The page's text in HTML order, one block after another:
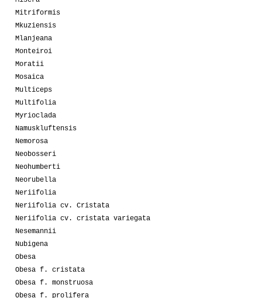
Mitriformis
Mkuziensis
Mlanjeana
Monteiroi
Moratii
Mosaica
Multiceps
Multifolia
Myrioclada
Namuskluftensis
Nemorosa
Neobosseri
Neohumberti
Neorubella
Neriifolia
Neriifolia cv. Cristata
Neriifolia cv. cristata variegata
Nesemannii
Nubigena
Obesa
Obesa f. cristata
Obesa f. monstruosa
Obesa f. prolifera